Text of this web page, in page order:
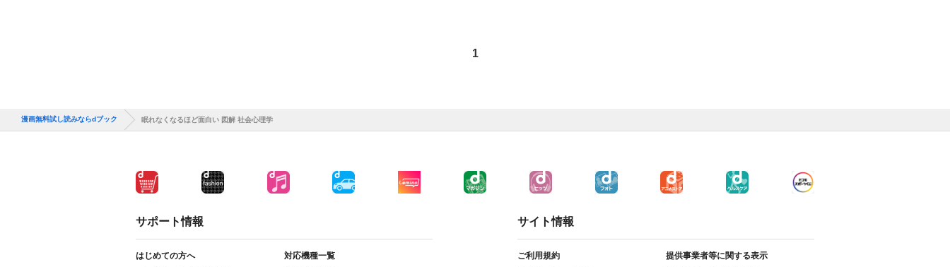
1
漫画無料試し読みならdブック 眠れなくなるほど面白い 図解 社会心理学
サポート情報
はじめての方へ
対応機種一覧
サイト情報
ご利用規約
提供事業者等に関する表示